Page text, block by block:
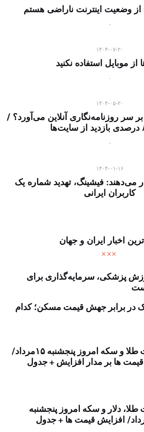
از وضعیت اینترنت ناراضی هستم
۱۴۰۴-۰۷-۲۰
موبایل استفاده نکنید
۱۴۰۴-۰۵-۲۰
روزنامه‌نگاری آنلاین می‌آورد؟ /
۱۴۰۴-۰۱-۱۶
می‌دهند: فیشینگ، تهدید شماره یک
کاربران ایرانی
اخبار ایران و جهان
پزشکی، سرمایه‌گذاری برای
در برابر جهش قیمت مسکن؛ کدام
قیمت طلا و سکه امروز پنجشنبه ۱۵مرداد/
قیمت ها بر مدار افزایش + جدول
طلا، دلار و سکه امروز پنجشنبه